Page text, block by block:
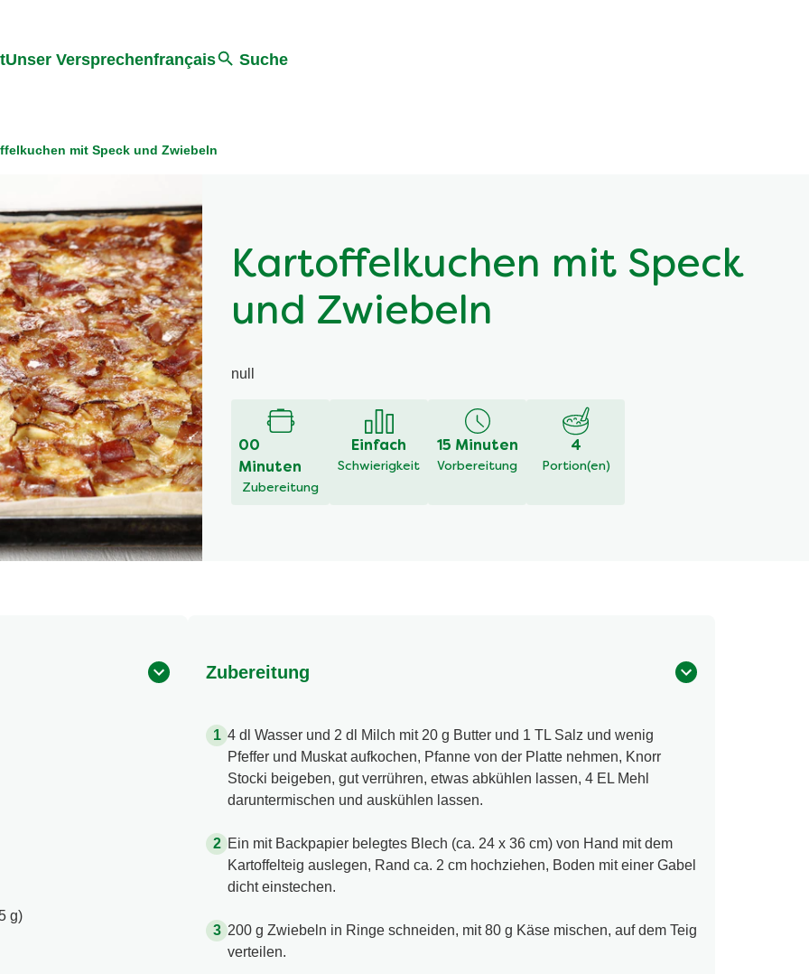
Unser Versprechenfrançais Suche
mit Speck und Zwiebeln
Kartoffelkuchen mit Speck
und Zwiebeln
null
00
Minuten
Zubereitung
Einfach
Schwierigkeit
15 Minuten
Vorbereitung
4
Portion(en)
g)
Zubereitung
4 dl Wasser und 2 dl Milch mit 20 g Butter und 1 TL Salz und wenig
Pfeffer und Muskat aufkochen, Pfanne von der Platte nehmen, Knorr
Stocki beigeben, gut verrühren, etwas abkühlen lassen, 4 EL Mehl
daruntermischen und auskühlen lassen.
Ein mit Backpapier belegtes Blech (ca. 24 x 36 cm) von Hand mit dem
Kartoffelteig auslegen, Rand ca. 2 cm hochziehen, Boden mit einer Gabel
dicht einstechen.
200 g Zwiebeln in Ringe schneiden, mit 80 g Käse mischen, auf dem Teig
verteilen.